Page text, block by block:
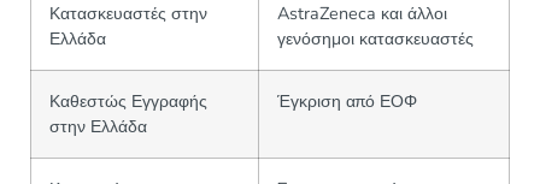
Κατασκευαστές στην
Ελλάδα
AstraZeneca και άλλοι
γενόσημοι κατασκευαστές
Καθεστώς Εγγραφής
στην Ελλάδα
Έγκριση από ΕΟΦ